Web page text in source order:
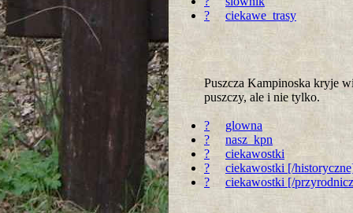
?
ciekawe_trasy
Puszcza Kampinoska kryje
puszczy, ale i nie tylko.
?
glowna
?
nasz_kpn
?
ciekawostki
?
ciekawostki [/
?
ciekawostki [/